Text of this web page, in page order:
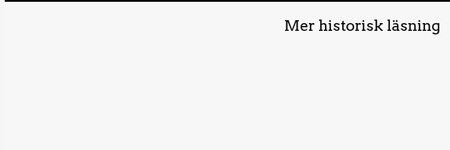
Mer historisk läsning